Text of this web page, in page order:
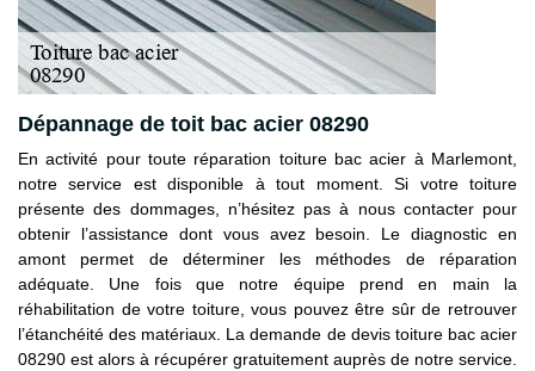
Dépannage de toit bac acier 08290
En activité pour toute réparation toiture bac acier à Marlemont,
notre service est disponible à tout moment. Si votre toiture
présente des dommages, n’hésitez pas à nous contacter pour
obtenir l’assistance dont vous avez besoin. Le diagnostic en
amont permet de déterminer les méthodes de réparation
adéquate. Une fois que notre équipe prend en main la
réhabilitation de votre toiture, vous pouvez être sûr de retrouver
l’étanchéité des matériaux. La demande de devis toiture bac acier
08290 est alors à récupérer gratuitement auprès de notre service.